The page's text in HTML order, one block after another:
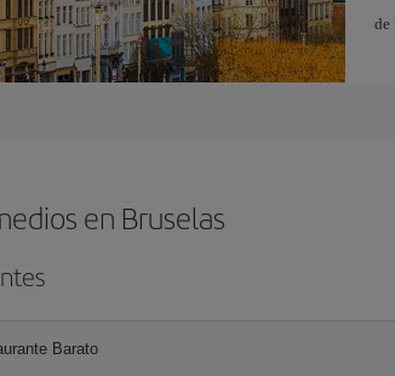
de
en Bruselas
Barato